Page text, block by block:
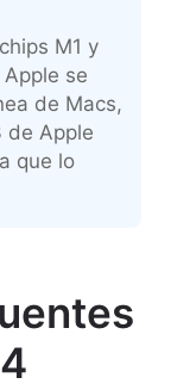
M1 y
se
de Macs,
de Apple
que lo